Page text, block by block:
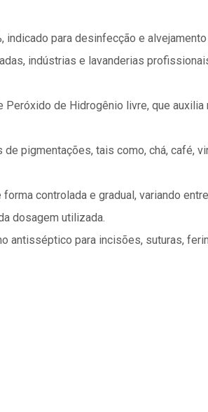
indicado para desinfecção e
indústrias e lavanderias
Peróxido de Hidrogênio livre, que
pigmentações, tais como, chá, café,
controlada e gradual, variando
dosagem utilizada.
antisséptico para incisões, suturas,